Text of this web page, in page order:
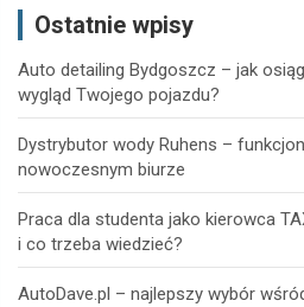
Ostatnie wpisy
Auto detailing Bydgoszcz – jak
wygląd Twojego pojazdu?
Dystrybutor wody Ruhens –
nowoczesnym biurze
Praca dla studenta jako kierowca
i co trzeba wiedzieć?
AutoDave.pl – najlepszy wybór